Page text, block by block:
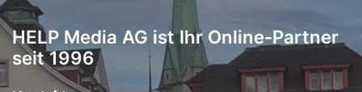
HELP Media AG ist Ihr Online-Partner
seit 1996